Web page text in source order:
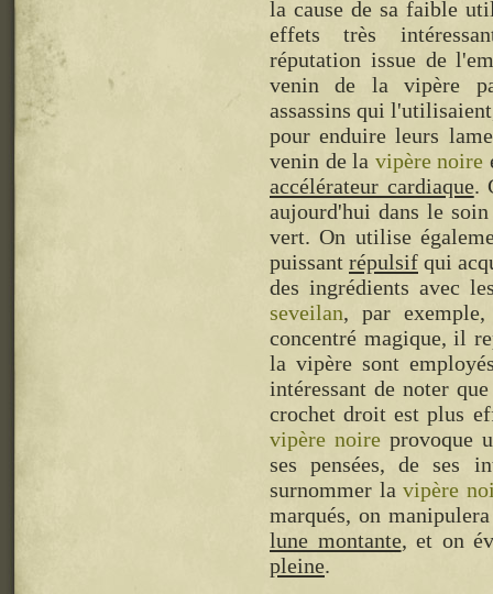
la cause de sa faible
effets très
réputation issue de
venin de la vipère
assassins qui
pour enduire leurs
venin de la vipère noire
accélérateur cardiaque.
aujourd'hui dans le
vert. On utilise
puissant répulsif qui
des ingrédients avec
seveilan, par
concentré magique, il
la vipère sont
intéressant de noter
crochet droit est plus
vipère noireprovoque
ses pensées, de ses
surnommer lavipère
marqués, on
lune montante, et on
pleine.